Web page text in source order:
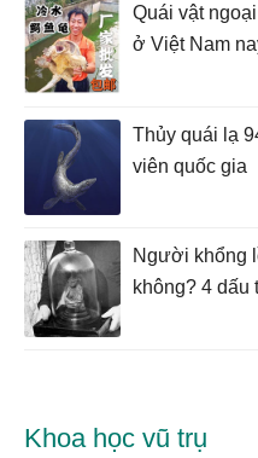
Quái vật
ở Việt Nam
Thủy quái lạ
viên quốc gia
Người khổng
không? 4
Khoa học vũ trụ